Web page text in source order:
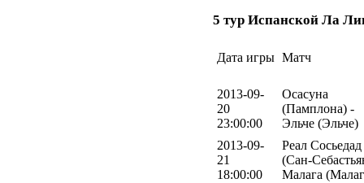
5 тур Испанской Ла
Дата игры Матч
2013-09-
20
23:00:00
Осасуна
(Памплона) -
Эльче (Эльче)
2013-09-
21
18:00:00
Реал Сосьедад
(Сан-
Малага